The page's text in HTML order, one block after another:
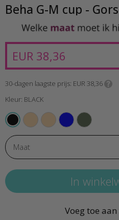
Beha G-M cup -
EUR 38,36
30-dagen laagste prijs EUR 38,36
Kleur: BLACK
Voeg toe